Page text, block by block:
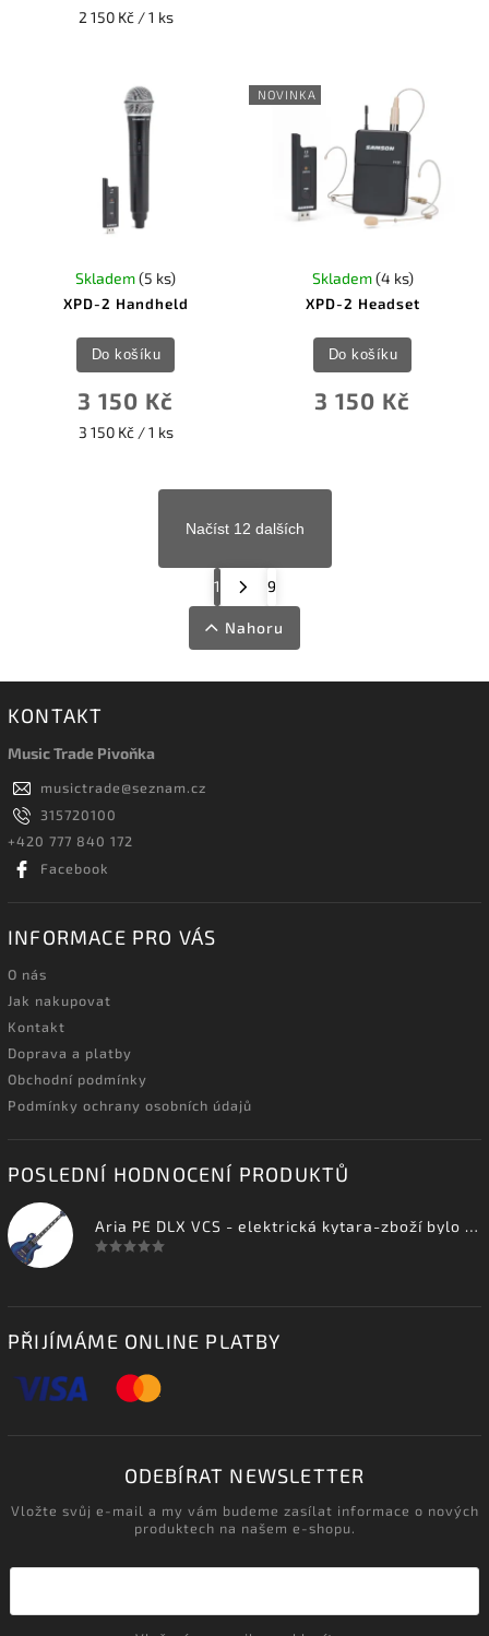
2 150 Kč / 1 ks
XPD-2 Handheld
Skladem(5 ks)
3 150 Kč
3 150 Kč / 1 ks
Do košíku
NOVINKA
XPD-2 Headset
Skladem(4 ks)
3 150 Kč
Do košíku
Načíst 12 dalších
1 9
Nahoru
KONTAKT
Music Trade Pivoňka
musictrade@seznam.cz
315720100
+420 777 840 172
Facebook
INFORMACE PRO VÁS
O nás
Jak nakupovat
Kontakt
Doprava a platby
Obchodní podmínky
Podmínky ochrany osobních údajů
POSLEDNÍ HODNOCENÍ PRODUKTŮ
Aria PE DLX VCS - elektrická kytara-zboží bylo vystaveno na prodejně
PŘIJÍMÁME ONLINE PLATBY
ODEBÍRAT NEWSLETTER
Vložte svůj e-mail a my vám budeme zasílat informace o nových
produktech na našem e-shopu.